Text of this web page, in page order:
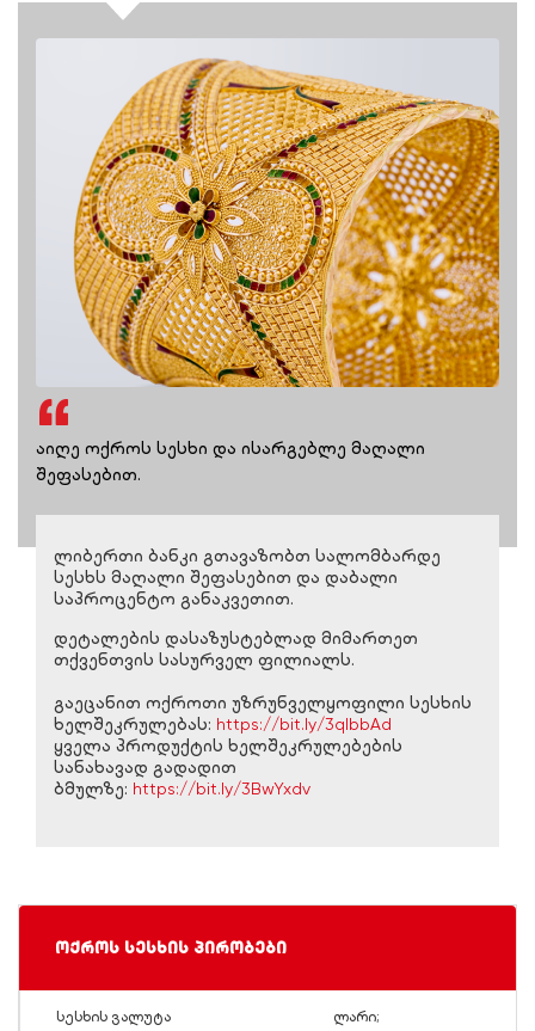
აიღე ოქროს სესხი და ისარგებლე მაღალი
შეფასებით.
ლიბერთი ბანკი გთავაზობთ სალომბარდე
სესხს მაღალი შეფასებით და დაბალი
საპროცენტო განაკვეთით.
დეტალების დასაზუსტებლად მიმართეთ
თქვენთვის სასურველ ფილიალს.
გაეცანით ოქროთი უზრუნველყოფილი სესხის
ხელშეკრულებას: https://bit.ly/3qIbbAd
ყველა პროდუქტის ხელშეკრულებების
სანახავად გადადით
ბმულზე: https://bit.ly/3BwYxdv
ოქროს სესხის პირობები
სესხის ვალუტა ლარი;